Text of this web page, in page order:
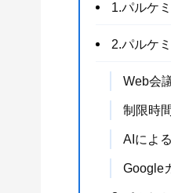
1.パルケ
2.パルケ
Web会
制限時
AIによ
Google